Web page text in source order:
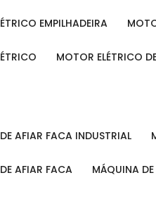
EMPILHADEIRA
MOTOR ELÉTRICO
DE AFIAR FACA INDUSTRIAL
DE AFIAR FACA MÁQUINA